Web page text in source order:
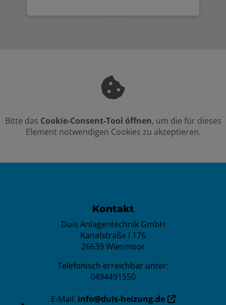
Bitte das Cookie-Consent-Tool öffnen, um die für dieses
Element notwendigen Cookies zu akzeptieren.
Kontakt
Duis Anlagentechnik GmbH
Kanalstraße I 176
26639 Wiesmoor
Telefonisch erreichbar unter:
0494491550
E-Mail: info@duis-heizung.de